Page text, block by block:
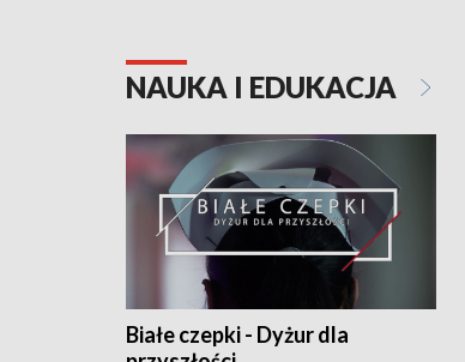
NAUKA I EDUKACJA
Białe czepki - Dyżur dla